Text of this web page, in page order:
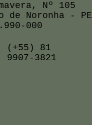
(+55) 81
9907-3821
Nº 105
de Noronha - PE
000